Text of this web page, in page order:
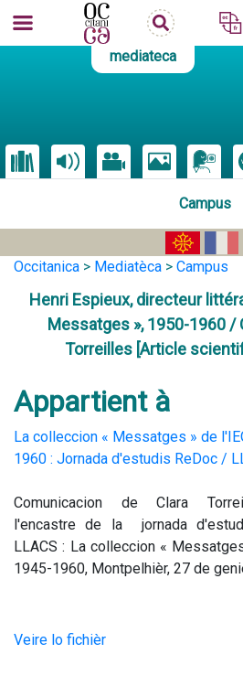
mediateca
Campus
Occitanica > Mediatèca > Campus
Henri Espieux, directeur
Messatges », 1950-1960 /
Torreilles [Article
Appartient à
La colleccion « Messatges » de
1960 : Jornada d'estudis ReDoc /
Comunicacion de Clara
l'encastre de la  jornada
LLACS : La colleccion «
1945-1960, Montpelhièr, 27 de
Veire lo fichièr